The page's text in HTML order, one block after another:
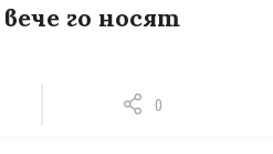
го носят
0